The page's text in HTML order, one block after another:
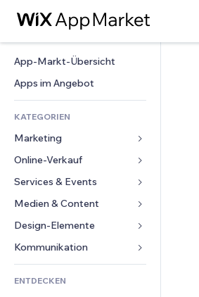
App-Markt-Übersicht
Apps im Angebot
KATEGORIEN
Marketing
Anzeigen
Mobil
Statistiken
Website-Einträge
Online-Verkauf
Apps für Shops
Versand & Lieferung
Verkaufen-Buttons
Buchhaltung
Services & Events
Hotels
Events
Restaurants
Immobilien
Buchungen
Medien & Content
Galerie
Musik
Podcasts
Fotografie
Design-Elemente
Karten & Navigation
Datenschutz & Sicherheit
Uhr
Formulare
ENTDECKEN